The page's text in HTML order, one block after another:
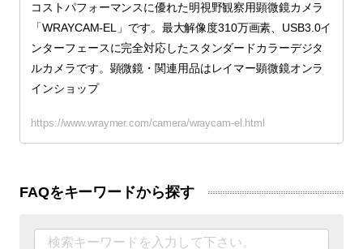
コストパフォーマンスに優れた明視野観察用顕微鏡カメラ
「WRAYCAM-EL」です。最大解像度310万画素、USB3.0イ
ンターフェースに完全対応したスタンダードカラーデジタ
ルカメラです。顕微鏡・関連用品はレイマー顕微鏡オンラ
インショップ
https://www.wraymer.com/camera/wraycam-el.html
FAQをキーワードから探す